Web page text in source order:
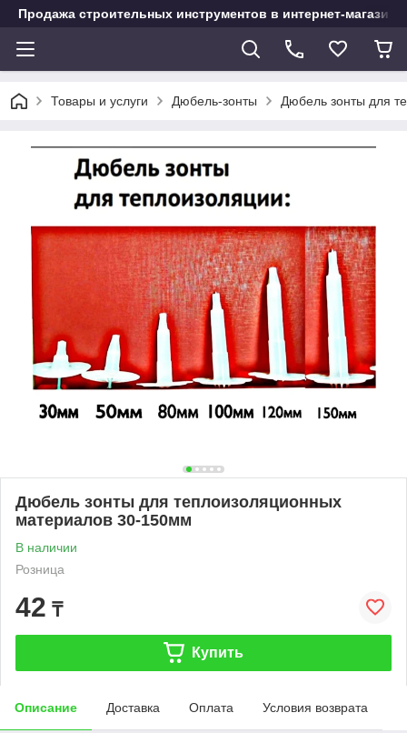
Продажа строительных инструментов в интернет-магазине
Товары и услуги Дюбель-зонты Дюбель зонты для
Дюбель зонты для теплоизоляционных
материалов 30-150мм
В наличии
Розница
42 ₸
Купить
Описание Доставка Оплата Условия возврата